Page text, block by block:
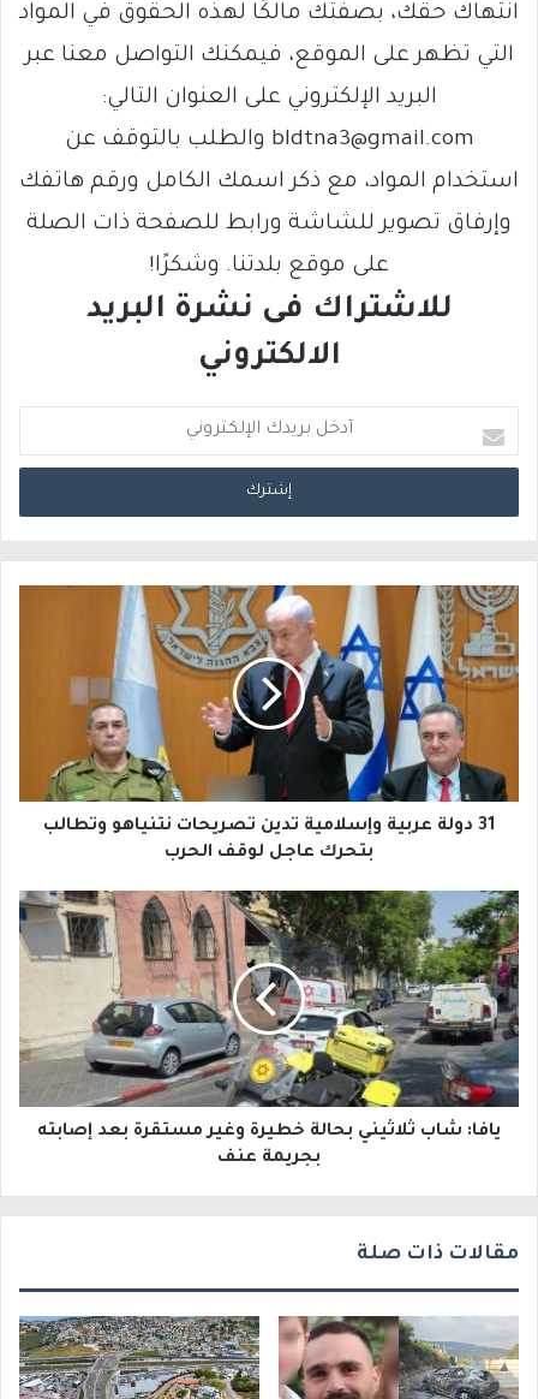
انتهاك حقك، بصفتك مالكًا لهذه الحقوق في المواد
التي تظهر على الموقع، فيمكنك التواصل معنا عبر
البريد الإلكتروني على العنوان التالي:
bldtna3@gmail.com والطلب بالتوقف عن
استخدام المواد، مع ذكر اسمك الكامل ورقم هاتفك
وإرفاق تصوير للشاشة ورابط للصفحة ذات الصلة
على موقع بلدتنا. وشكرًا!
للاشتراك فى نشرة البريد
الالكتروني
د
خ
ب
ر
ي
ا
إ
ل
ك
ت
ر
و
31 دولة عربية وإسلامية تدين تصريحات نتنياهو وتطالب
بتحرك عاجل لوقف الحرب
يافا: شاب ثلاثيني بحالة خطيرة وغير مستقرة بعد إصابته
بجريمة عنف
مقالات ذات صلة